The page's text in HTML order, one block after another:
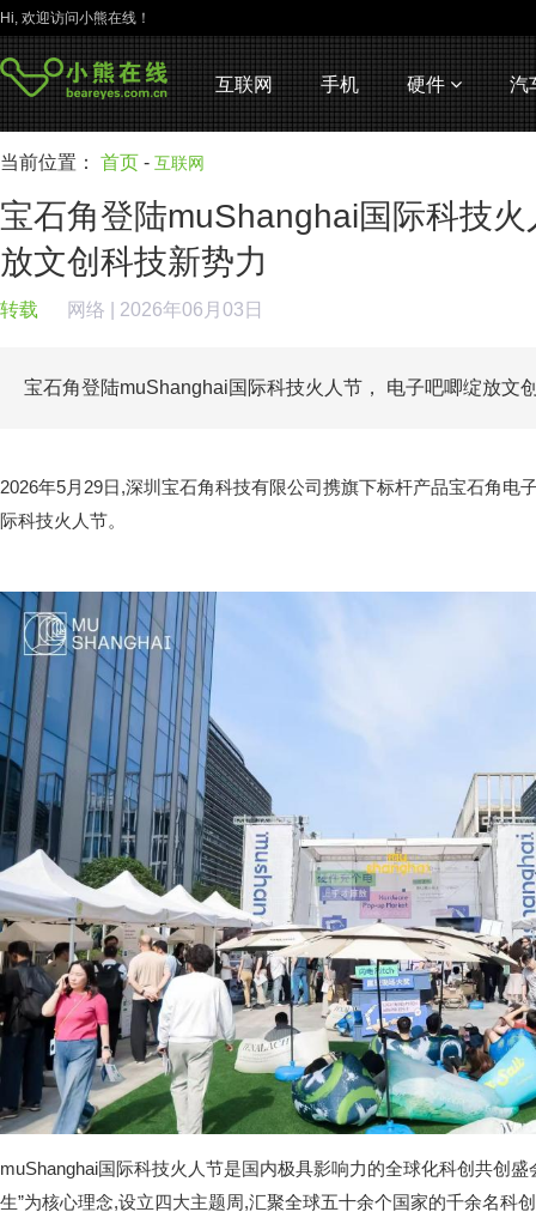
Hi, 欢迎访问小熊在线！
互联网 手机 硬件 汽
当前位置： 首页 - 互联网
宝石角登陆muShanghai国际科技
放文创科技新势力
转载 网络 | 2026年06月03日
宝石角登陆muShanghai国际科技火人节， 电子吧唧绽放文
2026年5月29日,深圳宝石角科技有限公司携旗下标杆产品宝石角电
际科技火人节。
muShanghai国际科技火人节是国内极具影响力的全球化科创共创
生”为核心理念,设立四大主题周,汇聚全球五十余个国家的千余名科